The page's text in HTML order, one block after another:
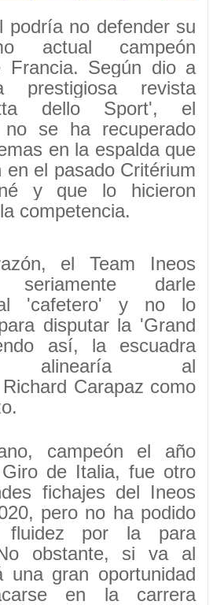
podría no defender su
actual campeón
Francia. Según dio a
prestigiosa revista
dello Sport', el
no se ha recuperado
en la espaldaque
en el pasado Critérium
y que lo hicieron
competencia.
el Team Ineos
seriamente darle
'cafetero' y no lo
disputar la 'Grand
así, la escuadra
alinearía al
Richard Carapaz como
campeón el año
de Italia, fue otro
fichajes del Ineos
pero no ha podido
fluidez por la para
obstante, si va al
una gran oportunidad
en la carrera